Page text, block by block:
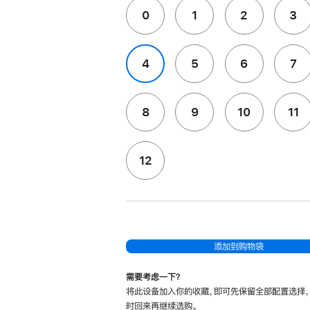
0 1 2 3
4 5 6 7
8 9 10 11
12
添加到购物袋
需要考虑一下？
将此设备加入你的收藏，即可先保留全部配置选择
时回来再继续选购。